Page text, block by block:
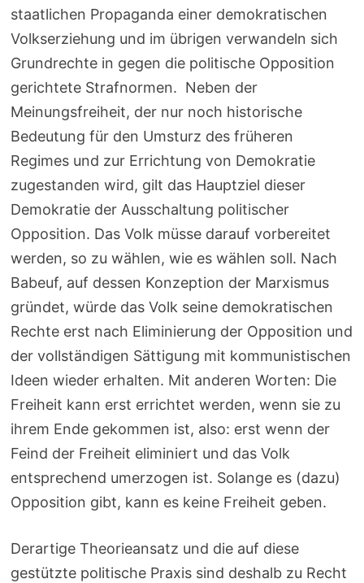
staatlichen Propaganda einer demokratischen
Volkserziehung und im übrigen verwandeln sich
Grundrechte in gegen die politische Opposition
gerichtete Strafnormen. Neben der
Meinungsfreiheit, der nur noch historische
Bedeutung für den Umsturz des früheren
Regimes und zur Errichtung von Demokratie
zugestanden wird, gilt das Hauptziel dieser
Demokratie der Ausschaltung politischer
Opposition. Das Volk müsse darauf vorbereitet
werden, so zu wählen, wie es wählen soll. Nach
Babeuf, auf dessen Konzeption der Marxismus
gründet, würde das Volk seine demokratischen
Rechte erst nach Eliminierung der Opposition und
der vollständigen Sättigung mit kommunistischen
Ideen wieder erhalten. Mit anderen Worten: Die
Freiheit kann erst errichtet werden, wenn sie zu
ihrem Ende gekommen ist, also: erst wenn der
Feind der Freiheit eliminiert und das Volk
entsprechend umerzogen ist. Solange es (dazu)
Opposition gibt, kann es keine Freiheit geben.
Derartige Theorieansatz und die auf diese
gestützte politische Praxis sind deshalb zu Recht